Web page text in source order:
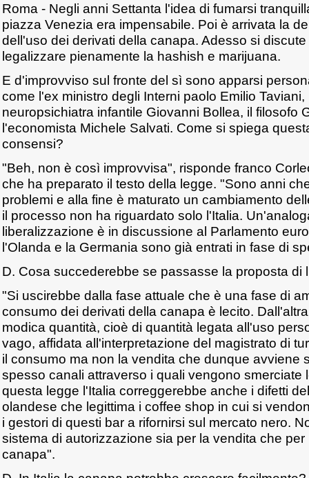
Roma - Negli anni Settanta l'idea di fumarsi
piazza Venezia era impensabile. Poi è arrivata la
dell'uso dei derivati della canapa. Adesso si
legalizzare pienamente la hashish e marijuana.
E d'improvviso sul fronte del sì sono apparsi
come l'ex ministro degli Interni paolo Emilio
neuropsichiatra infantile Giovanni Bollea, il filosofo
l'economista Michele Salvati. Come si spiega
consensi?
"Beh, non è così improvvisa", risponde franco
che ha preparato il testo della legge. "Sono anni
problemi e alla fine è maturato un cambiamento
il processo non ha riguardato solo l'Italia.
liberalizzazione è in discussione al Parlamento
l'Olanda e la Germania sono già entrati in fase di
D. Cosa succederebbe se passasse la proposta di
"Si uscirebbe dalla fase attuale che è una fase di
consumo dei derivati della canapa è lecito.
modica quantità, cioè di quantità legata all'uso
vago, affidata all'interpretazione del magistrato di
il consumo ma non la vendita che dunque avviene
spesso canali attraverso i quali vengono smerciate
questa legge l'Italia correggerebbe anche i difetti
olandese che legittima i coffee shop in cui si
i gestori di questi bar a rifornirsi sul mercato nero.
sistema di autorizzazione sia per la vendita che
canapa".